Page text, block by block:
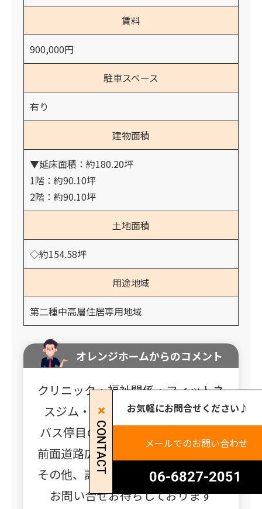
賃料
900,000円
駐車スペース
有り
建物面積
▼延床面積：約180.20坪
1階：約90.10坪
2階：約90.10坪
土地面積
◇約154.58坪
用途地域
第二種中高層住居専用地域
オレンジホームからのコメント
クリニック・福祉関係・フィットネ
スジム・リフォーム会社等向き★
バス停目の前！
前面道路広々、視認性良好です！◎
その他、詳細等詳しくは担当者まで
お問い合せお待ちしております
CONTACT
お気軽にお問合せください♪
メールでのお問い合わせ
06-6827-2051